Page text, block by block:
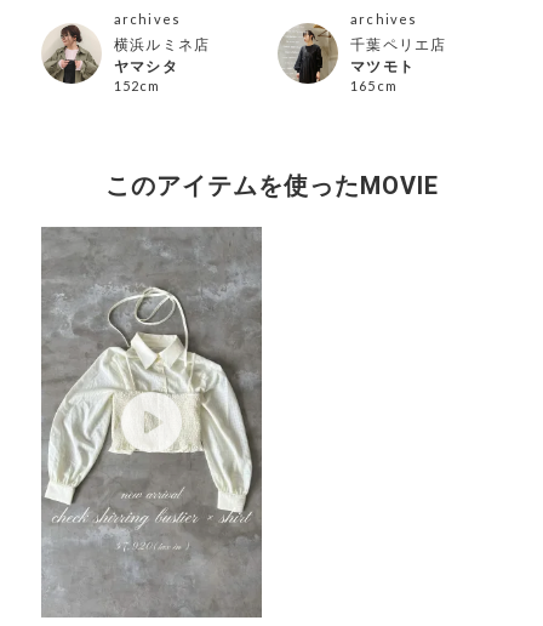
archives
横浜ルミネ店
ヤマシタ
152cm
archives
千葉ペリエ店
マツモト
165cm
このアイテムを使ったMOVIE